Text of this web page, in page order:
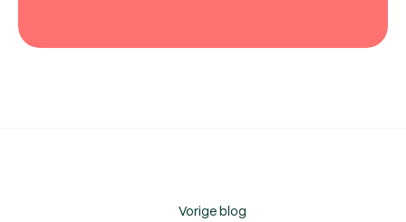
Vorige blog